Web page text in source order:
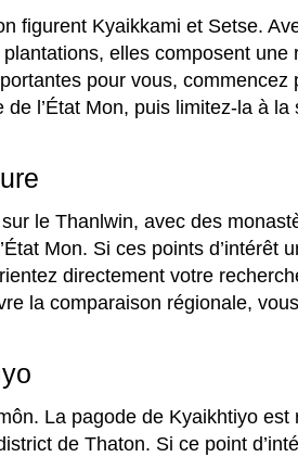
figurent Kyaikkami et Setse.
elles composent une
pour vous, commencez
l’État Mon, puis limitez-la à la
le Thanlwin, avec des
Mon. Si ces points d’intérêt
directement votre
la comparaison régionale,
La pagode de Kyaikhtiyo est
de Thaton. Si ce point